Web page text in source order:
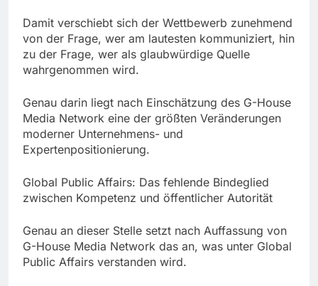
Damit verschiebt sich der Wettbewerb zunehmend
von der Frage, wer am lautesten kommuniziert, hin
zu der Frage, wer als glaubwürdige Quelle
wahrgenommen wird.
Genau darin liegt nach Einschätzung des G-House
Media Network eine der größten Veränderungen
moderner Unternehmens- und
Expertenpositionierung.
Global Public Affairs: Das fehlende Bindeglied
zwischen Kompetenz und öffentlicher Autorität
Genau an dieser Stelle setzt nach Auffassung von
G-House Media Network das an, was unter Global
Public Affairs verstanden wird.